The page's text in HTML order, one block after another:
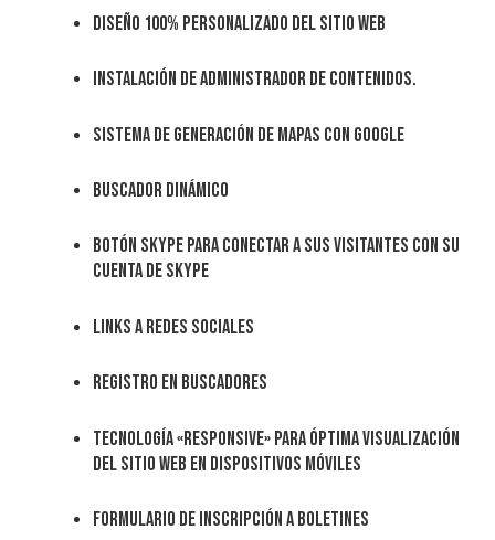
Diseño 100% personalizado del sitio web
Instalación de administrador de contenidos.
Sistema de generación de mapas con Google
Buscador dinámico
Botón Skype para conectar a sus visitantes con su
cuenta de Skype
Links a redes sociales
Registro en buscadores
Tecnología «Responsive» para óptima visualización
del sitio web en dispositivos móviles
Formulario de inscripción a boletines